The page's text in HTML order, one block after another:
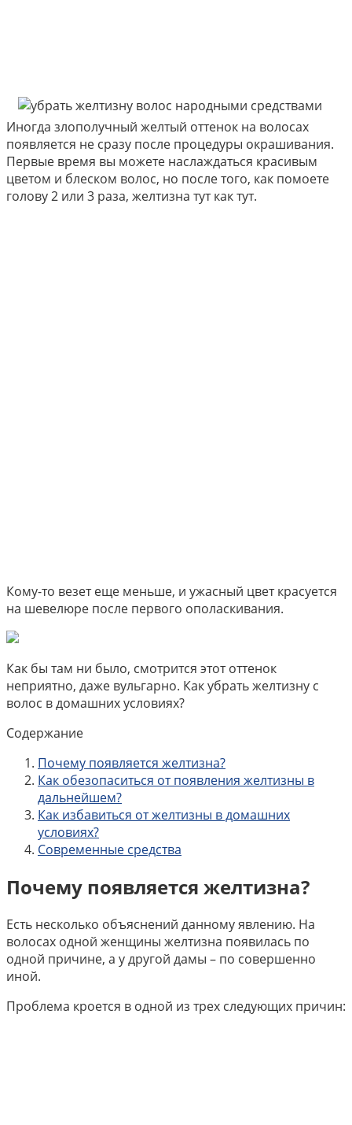
Иногда злополучный желтый оттенок на волосах
появляется не сразу после процедуры окрашивания.
Первые время вы можете наслаждаться красивым
цветом и блеском волос, но после того, как помоете
голову 2 или 3 раза, желтизна тут как тут.
Кому-то везет еще меньше, и ужасный цвет красуется
на шевелюре после первого ополаскивания.
Как бы там ни было, смотрится этот оттенок
неприятно, даже вульгарно. Как убрать желтизну с
волос в домашних условиях?
Содержание
Почему появляется желтизна?
Как обезопаситься от появления желтизны в
дальнейшем?
Как избавиться от желтизны в домашних
условиях?
Современные средства
Почему появляется желтизна?
Есть несколько объяснений данному явлению. На
волосах одной женщины желтизна появилась по
одной причине, а у другой дамы – по совершенно
иной.
Проблема кроется в одной из трех следующих причин: